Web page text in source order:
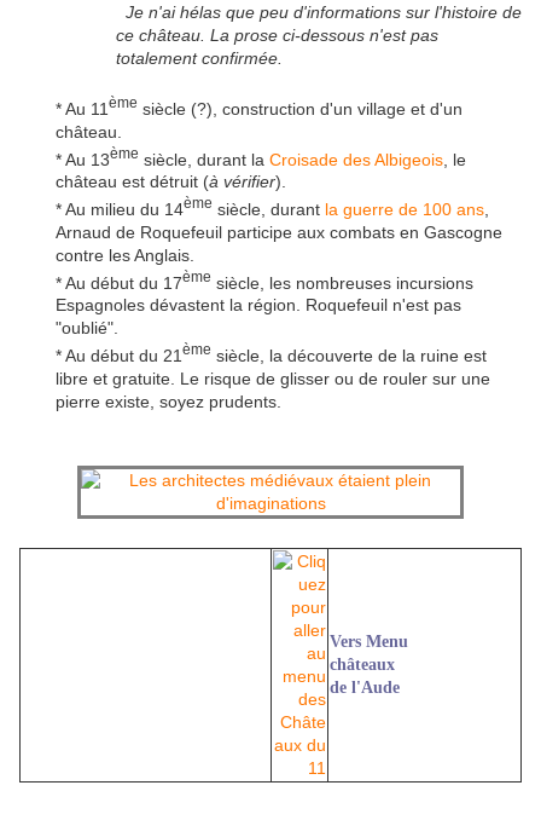
Je n'ai hélas que peu d'informations sur l'histoire de
ce château. La prose ci-dessous n'est pas
totalement confirmée.
* Au 11 ème siècle (?), construction d'un village et d'un
château.
* Au 13ème siècle, durant la Croisade des Albigeois , le
château est détruit (à vérifier).
* Au milieu du 14ème siècle, durant la guerre de 100 ans
Arnaud de Roquefeuil participe aux combats en Gascogne
contre les Anglais.
* Au début du 17ème siècle, les nombreuses incursions
Espagnoles dévastent la région. Roquefeuil n'est pas
"oublié".
* Au début du 21 ème siècle, la découverte de la ruine est
libre et gratuite. Le risque de glisser ou de rouler sur une
pierre existe, soyez prudents.
Vers Menu
châteaux
de l'Aude